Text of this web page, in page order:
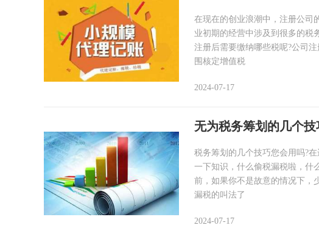
在现在的创业浪潮中，注册公司
业初期的经营中涉及到很多的税
注册后需要缴纳哪些税呢?公司
围核定增值税
2024-07-17
无为税务筹划的几个
税务筹划的几个技巧您会用吗?
一下知识，什么偷税漏税啦，什
前，如果你不是故意的情况下，
漏税的叫法了
2024-07-17